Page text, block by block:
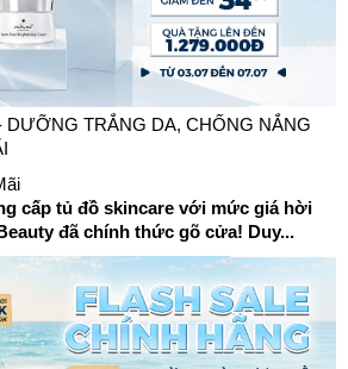
DƯỠNG TRẮNG DA, CHỐNG NẮNG
cấp tủ đồ skincare với mức giá hời
đã chính thức gõ cửa! Duy...